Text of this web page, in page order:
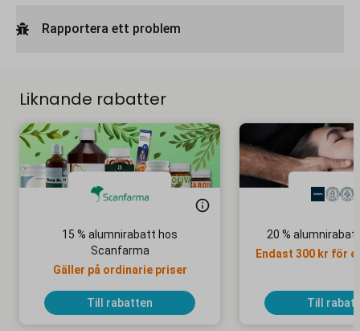
Rapportera ett problem
Liknande rabatter
15 % alumnirabatt hos
Scanfarma
Gäller på ordinarie priser
Till rabatten
20 %
Endast 300 kr för
Till